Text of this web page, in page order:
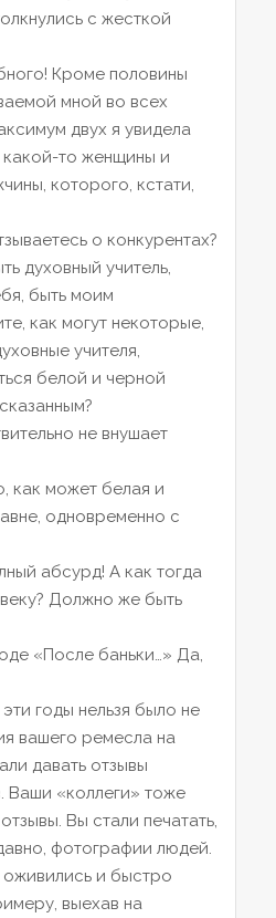
с жесткой
Кроме половины
мной во всех
двух я увидела
то женщины и
которого, кстати,
о конкурентах?
духовный учитель,
быть моим
как могут некоторые,
учителя,
белой и черной
не внушает
как может белая и
одновременно с
абсурд! А как тогда
Должно же быть
«После баньки…» Да,
годы нельзя было не
вашего ремесла на
давать отзывы
Ваши «коллеги» тоже
Вы стали печатать,
фотографии людей.
и быстро
выехав на